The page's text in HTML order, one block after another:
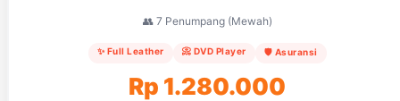
👥 7 Penumpang (Mewah)
✨ Full Leather 📀 DVD Player 🛡️ Asuransi
Rp 1.280.000